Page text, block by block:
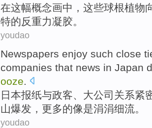
在这幅概念画中，这些球根植物
特的反重力凝胶。
youdao
Newspapers enjoy such close
companies that news in Japan
ooze
日本报纸与政客 大公司关系紧
山爆发 ， 更多的像是涓涓细流。
youdao